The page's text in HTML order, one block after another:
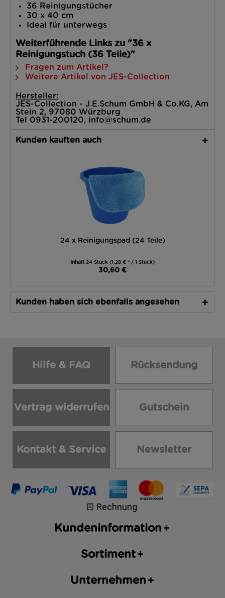
36 Reinigungstücher
30 x 40 cm
Ideal für unterwegs
Weiterführende Links zu "36 x
Reinigungstuch (36 Teile)"
Fragen zum Artikel?
Weitere Artikel von JES-Collection
Hersteller:
JES-Collection - J.E.Schum GmbH & Co.KG, Am
Stein 2, 97080 Würzburg
Tel 0931-200120, info@schum.de
Kunden kauften auch
24 x Reinigungspad (24 Teile)
Inhalt 24 Stück (1,28 € * / 1 Stück)
30,60 €
Kunden haben sich ebenfalls angesehen
Hilfe & FAQ Rücksendung
Vertrag widerrufen Gutschein
Kontakt & Service Newsletter
Kundeninformation
Sortiment
Unternehmen